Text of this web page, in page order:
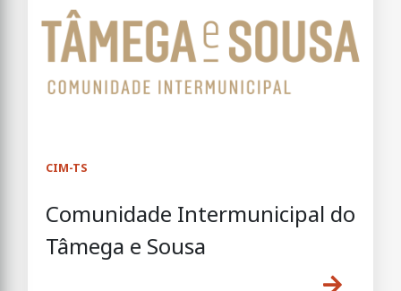
CIM-TS
Comunidade Intermunicipal do
Tâmega e Sousa